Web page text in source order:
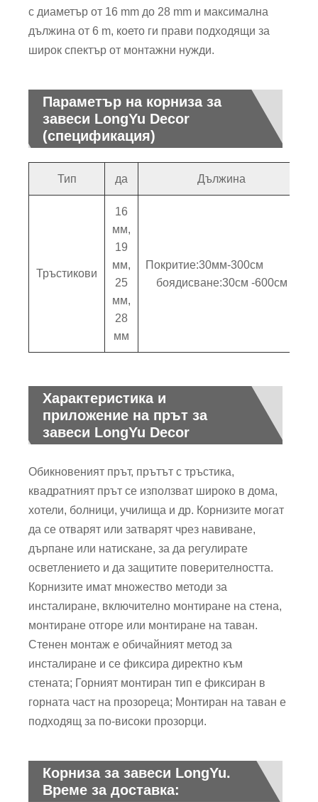
с диаметър от 16 mm до 28 mm и максимална
дължина от 6 m, което ги прави подходящи за
широк спектър от монтажни нужди.
Параметър на корниза за
завеси LongYu Decor
(спецификация)
Тип да Дължина
Тръстикови
16
мм,
19
мм,
25
мм,
28
мм
Покритие:30мм-300см
боядисване:30см -600см
Характеристика и
приложение на прът за
завеси LongYu Decor
Обикновеният прът, прътът с тръстика,
квадратният прът се използват широко в дома,
хотели, болници, училища и др. Корнизите могат
да се отварят или затварят чрез навиване,
дърпане или натискане, за да регулирате
осветлението и да защитите поверителността.
Корнизите имат множество методи за
инсталиране, включително монтиране на стена,
монтиране отгоре или монтиране на таван.
Стенен монтаж е обичайният метод за
инсталиране и се фиксира директно към
стената; Горният монтиран тип е фиксиран в
горната част на прозореца; Монтиран на таван е
подходящ за по-високи прозорци.
Корниза за завеси LongYu.
Време за доставка: